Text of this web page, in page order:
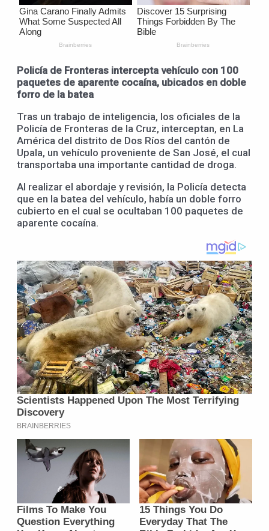
Policía de Fronteras intercepta vehículo con 100
paquetes de aparente cocaína, ubicados en doble
forro de la batea
Tras un trabajo de inteligencia, los oficiales de la
Policía de Fronteras de la Cruz, interceptan, en La
América del distrito de Dos Ríos del cantón de
Upala, un vehículo proveniente de San José, el cual
transportaba una importante cantidad de droga.
Al realizar el abordaje y revisión, la Policía detecta
que en la batea del vehículo, había un doble forro
cubierto en el cual se ocultaban 100 paquetes de
aparente cocaína.